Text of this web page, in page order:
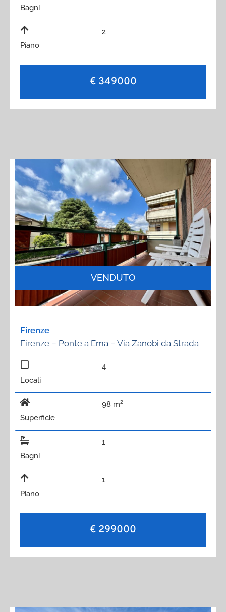
Bagni
Piano
2
€ 349000
VENDUTO
Firenze
Firenze – Ponte a Ema – Via Zanobi da Strada
Locali
4
Superficie
98 m²
Bagni
1
Piano
1
€ 299000